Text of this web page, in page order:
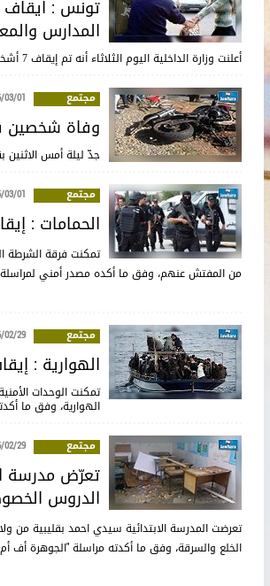
المدارس
أعلنت وزارة الداخلية اليوم الثلاثاء أنه تم إيقاف 7 أشخاص متورطين في ارتكاب سلسلة من عمليات السرقة باستعمال العنف.
مجتمع 01 12:28
وفاة شخصين
جدّ ليلة أمس
مجتمع 01 11:22
الحمامات :
من المفتش عنهم، وفق ما أكده مصدر أمني
مجتمع 29 16:09
الهوارية : إيقاف 6 أشخاص حاولوا اجتياز الحدود
تمكنت الوحدات
الهوارية، وفق ما
مجتمع 29 14:38
تعرّض مدرسة
الدروس
تعرضت المدرسة الابتدائية سيدي احمد بقليبية من
الخلع والسرقة، وفق ما أكدته مراسلة "الجوهرة أف